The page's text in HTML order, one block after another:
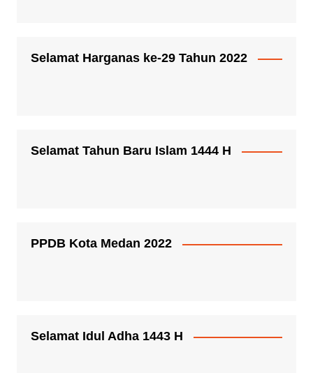
Selamat Harganas ke-29 Tahun 2022
Selamat Tahun Baru Islam 1444 H
PPDB Kota Medan 2022
Selamat Idul Adha 1443 H